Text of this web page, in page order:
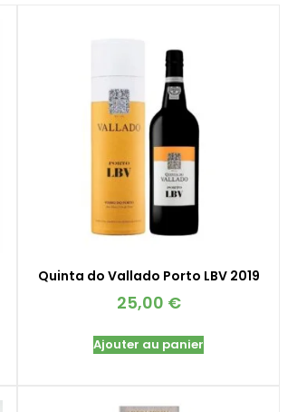
Quinta do Vallado Porto LBV 2019
25,00 €
Ajouter au panier